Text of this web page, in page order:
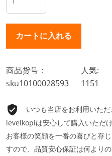
商品货号：
sku10100028593
人気:
1151
いつも当店をお利用いた
levelkopiは安心して購入いただ
お客様の笑顔を一番の喜びと存
すので、品質安心保証は何より